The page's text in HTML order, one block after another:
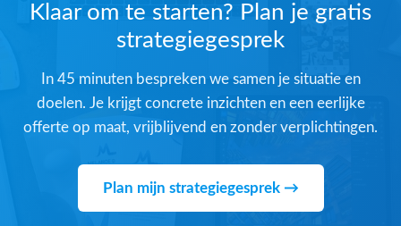
Klaar om te starten? Plan je gratis
strategiegesprek
In 45 minuten bespreken we samen je situatie en
doelen. Je krijgt concrete inzichten en een eerlijke
offerte op maat, vrijblijvend en zonder verplichtingen.
Plan mijn strategiegesprek →